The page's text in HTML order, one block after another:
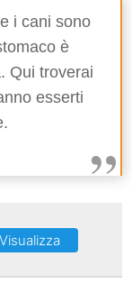
i cani sono
è
Qui troverai
esserti
Visualizza